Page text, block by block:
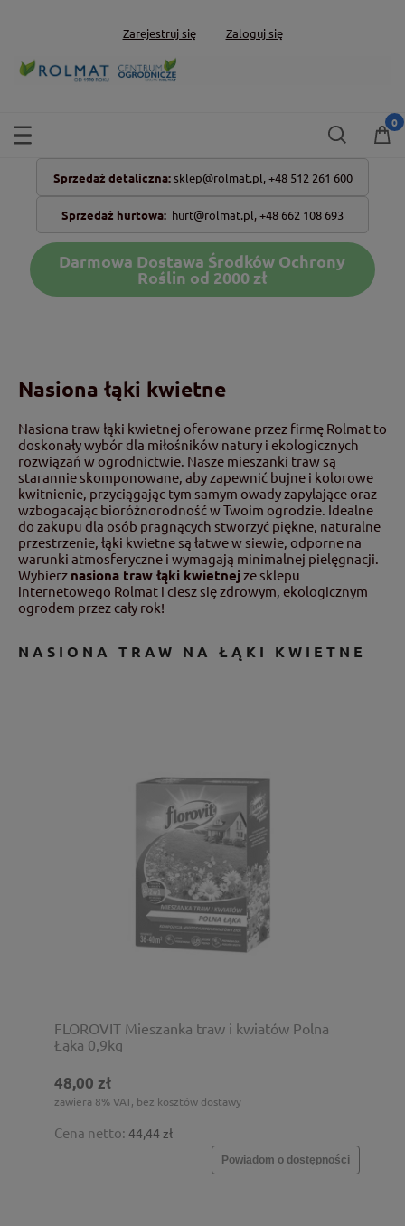
Zarejestruj się Zaloguj się
Sprzedaż detaliczna: sklep@rolmat.pl, +48 512 261 600
Sprzedaż hurtowa: hurt@rolmat.pl,+48 662 108 693
Darmowa Dostawa Środków Ochrony
Roślin od 2000 zł
Nasiona łąki kwietne
Nasiona traw łąki kwietnej oferowane przez firmę Rolmat to
doskonały wybór dla miłośników natury i ekologicznych
rozwiązań w ogrodnictwie. Nasze mieszanki traw są
starannie skomponowane, aby zapewnić bujne i kolorowe
kwitnienie, przyciągając tym samym owady zapylające oraz
wzbogacając bioróżnorodność w Twoim ogrodzie. Idealne
do zakupu dla osób pragnących stworzyć piękne, naturalne
przestrzenie, łąki kwietne są łatwe w siewie, odporne na
warunki atmosferyczne i wymagają minimalnej pielęgnacji.
Wybierz nasiona traw łąki kwietnejze sklepu
internetowego Rolmat i ciesz się zdrowym, ekologicznym
ogrodem przez cały rok!
NASIONA TRAW NA ŁĄKI KWIETNE
FLOROVIT Mieszanka traw i kwiatów Polna
Łąka 0,9kg
48,00 zł
zawiera 8% VAT, bez kosztów dostawy
Cena netto: 44,44 zł
Powiadom o dostępności